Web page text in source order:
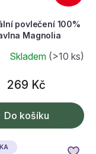
povlečení 100%
Magnolia
Skladem (>10 ks)
269 Kč
Do košíku